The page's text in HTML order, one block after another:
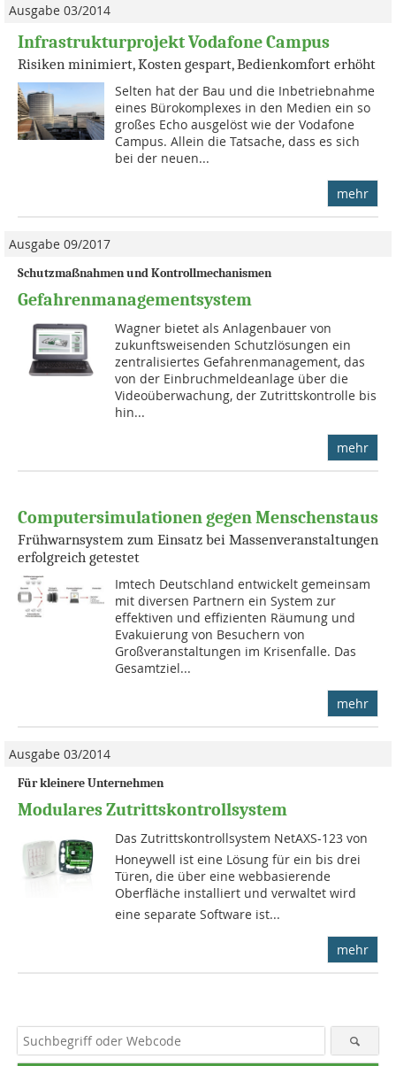
Ausgabe 03/2014
Infrastrukturprojekt Vodafone Campus
Risiken minimiert, Kosten gespart, Bedienkomfort erhöht
Selten hat der Bau und die Inbetriebnahme
eines Bürokomplexes in den Medien ein so
großes Echo ausgelöst wie der Vodafone
Campus. Allein die Tatsache, dass es sich
bei der neuen...
mehr
Ausgabe 09/2017
Schutzmaßnahmen und Kontrollmechanismen
Gefahrenmanagementsystem
Wagner bietet als Anlagenbauer von
zukunftsweisenden Schutzlösungen ein
zentralisiertes Gefahrenmanagement, das
von der Einbruchmeldeanlage über die
Videoüberwachung, der Zutrittskontrolle bis
hin...
mehr
Computersimulationen gegen Menschenstaus
Frühwarnsystem zum Einsatz bei Massenveranstaltungen
erfolgreich getestet
Imtech Deutschland entwickelt gemeinsam
mit diversen Partnern ein System zur
effektiven und effizienten Räumung und
Evakuierung von Besuchern von
Großveranstaltungen im Krisenfalle. Das
Gesamtziel...
mehr
Ausgabe 03/2014
Für kleinere Unternehmen
Modulares Zutrittskontrollsystem
Das Zutrittskontrollsystem NetAXS-123 von
Honeywell ist eine Lösung für ein bis drei
Türen, die über eine webbasierende
Oberfläche installiert und verwaltet wird 
eine separate Software ist...
mehr